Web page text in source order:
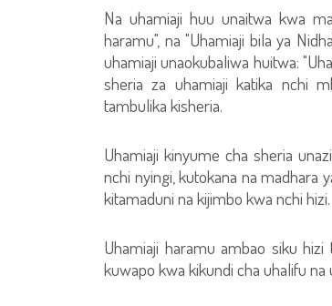
Na uhamiaji huu unaitwa kwa
haramu", na "Uhamiaji bila ya
uhamiaji unaokubaliwa huitwa:
sheria za uhamiaji katika nchi
tambulika kisheria.
Uhamiaji kinyume cha sheria
nchi nyingi, kutokana na madhara
kitamaduni na kijimbo kwa nchi hizi.
Uhamiaji haramu ambao siku
kuwapo kwa kikundi cha uhalifu